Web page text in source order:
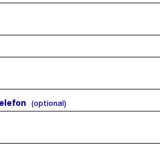
(optional)(optional).